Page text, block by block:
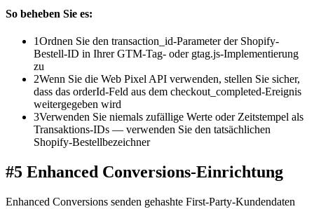
So beheben Sie es:
1Ordnen Sie den transaction_id-Parameter der Shopify-
Bestell-ID in Ihrer GTM-Tag- oder gtag.js-Implementierung
zu
2Wenn Sie die Web Pixel API verwenden, stellen Sie sicher,
dass das orderId-Feld aus dem checkout_completed-Ereignis
weitergegeben wird
3Verwenden Sie niemals zufällige Werte oder Zeitstempel als
Transaktions-IDs — verwenden Sie den tatsächlichen
Shopify-Bestellbezeichner
#5 Enhanced Conversions-Einrichtung
Enhanced Conversions senden gehashte First-Party-Kundendaten